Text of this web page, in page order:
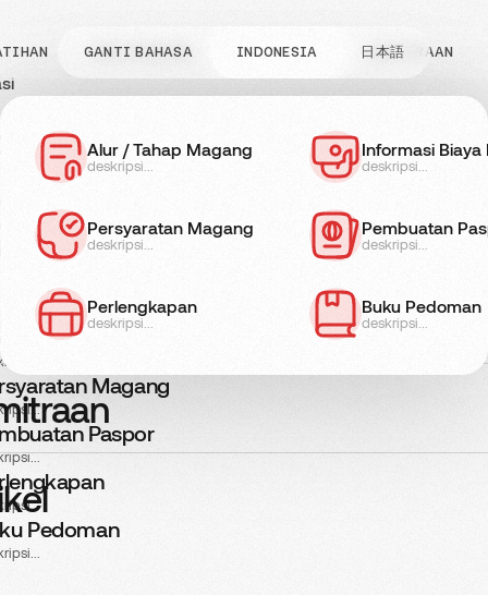
Informasi Biaya
deskripsi...
Persyaratan
deskripsi...
INFO MAGANG
Alur / Tahap Magang
deskripsi...
Informasi
deskripsi...
Persyaratan Magang
deskripsi...
Pembuatan
deskripsi...
Perlengkapan
deskripsi...
Buku Pedoman
deskripsi...
JENIS KERJA KEMITRAAN
GANTI BAHASA INDONESIA 日本語
Pelatihan
Biaya
Pelatihan
Magang
/ Tahap Magang
Biaya Magang
Magang
Paspor
Pedoman
Kerja
Pemagangan / Jenis